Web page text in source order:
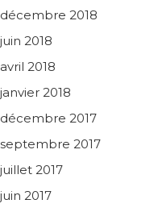
décembre 2018
juin 2018
avril 2018
janvier 2018
décembre 2017
septembre 2017
juillet 2017
juin 2017